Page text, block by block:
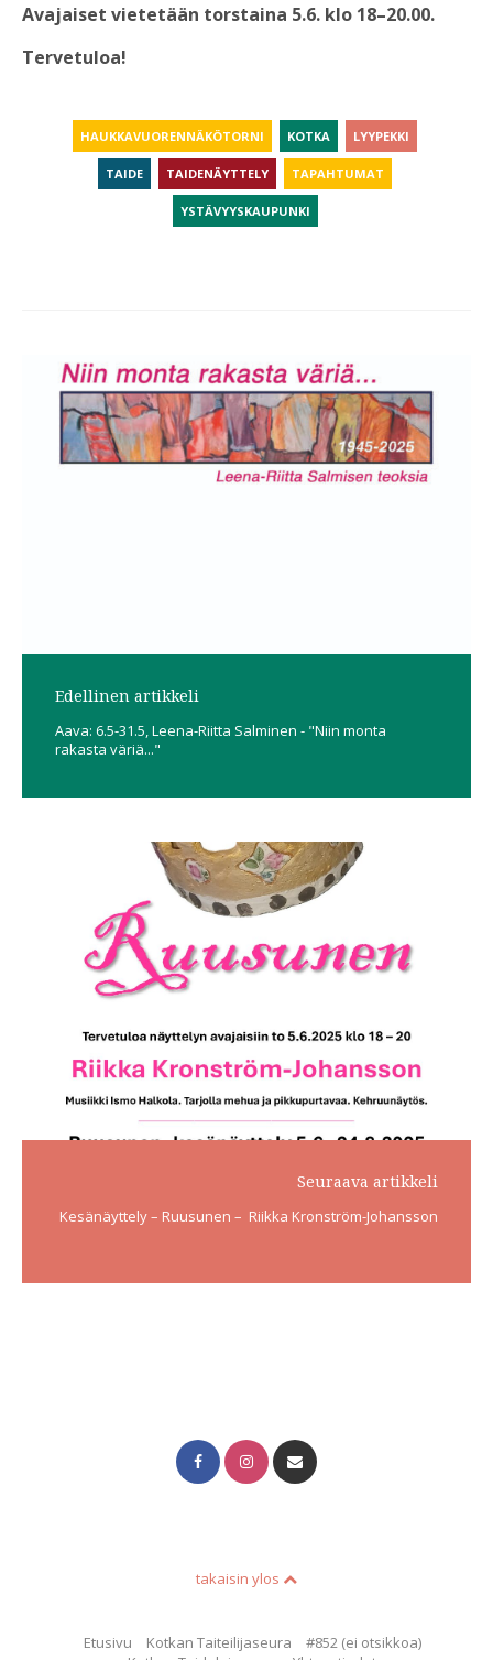
Avajaiset vietetään torstaina 5.6. klo 18–20.00.
Tervetuloa!
HAUKKAVUORENNÄKÖTORNI KOTKA LYYPEKKI
TAIDE TAIDENÄYTTELY TAPAHTUMAT
YSTÄVYYSKAUPUNKI
Post
navigation
Edellinen artikkeli
Aava: 6.5-31.5, Leena-Riitta Salminen - "Niin monta
rakasta väriä..."
Seuraava artikkeli
Kesänäyttely – Ruusunen – Riikka Kronström-Johansson
takaisin ylos
Etusivu Kotkan Taiteilijaseura
#852 (ei otsikkoa)